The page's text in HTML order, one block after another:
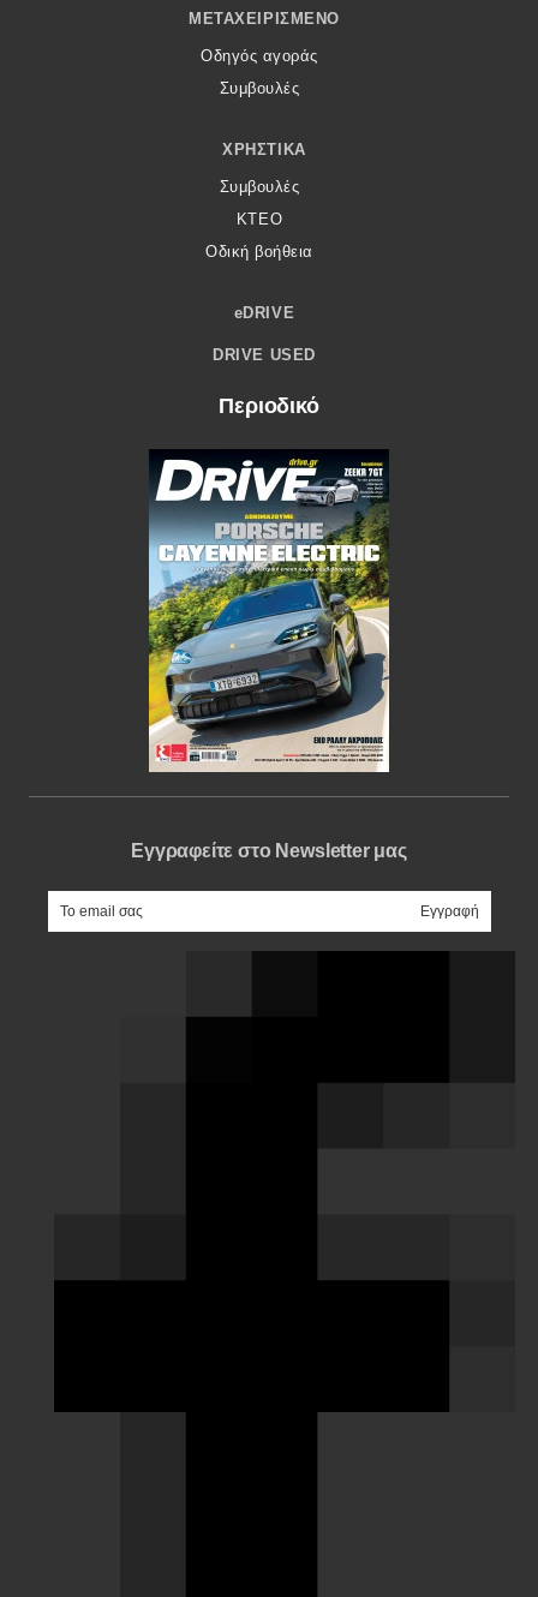
ΜΕΤΑΧΕΙΡΙΣΜΈΝΟ
Οδηγός αγοράς
Συμβουλές
ΧΡΗΣΤΙΚΆ
Συμβουλές
ΚΤΕΟ
Οδική βοήθεια
eDRIVE
DRIVE USED
Περιοδικό
Εγγραφείτε στο Newsletter μας
e-mail